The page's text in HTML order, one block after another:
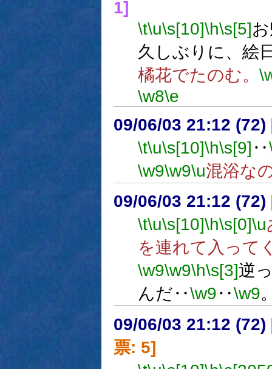
1]
\t\u\s[10]\h\s[5]
久しぶりに、絵
橘花でたのむ。
\w8\e
09/06/03 21:12 (72)
\t\u\s[10]\h\s[9] ‥
\w9\w9\u混浴な
09/06/03 21:12 (72)
\t\u\s[10]\h\s[0]\u
を連れて入って
\w9\w9\h\s[3]逆
んだ‥\w9‥\w9
09/06/03 21:12 (72)
票: 5]